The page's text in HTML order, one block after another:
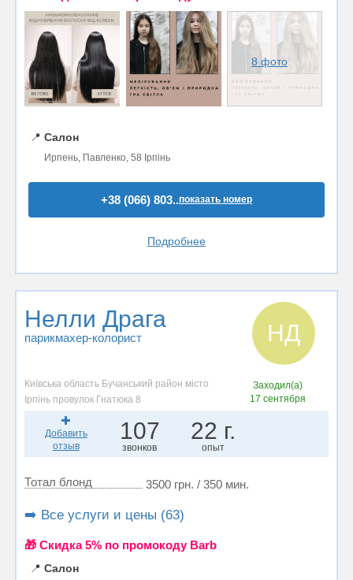
8 фото
📍 Салон
Ирпень, Павленко, 58 Ірпінь
+38 (066) 803..показать номер
Подробнее
Нелли Драга
парикмахер-колорист НД
Київська область Бучанський район місто
Ірпінь провулок Гнатюка 8
Заходил(а)
17 сентября
Добавить
отзыв
107
звонков
22 г.
опыт
Тотал блонд 3500 грн. / 350 мин.
➡️ Все услуги и цены (63)
🎁 Cкидка 5% по промокоду Barb
📍 Салон